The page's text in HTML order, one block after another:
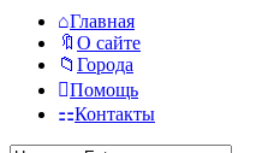
Главная
О сайте
Города
Помощь
Контакты